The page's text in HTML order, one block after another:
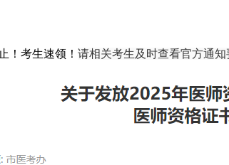
！考生速领！ 请相关考生及时查看官方通